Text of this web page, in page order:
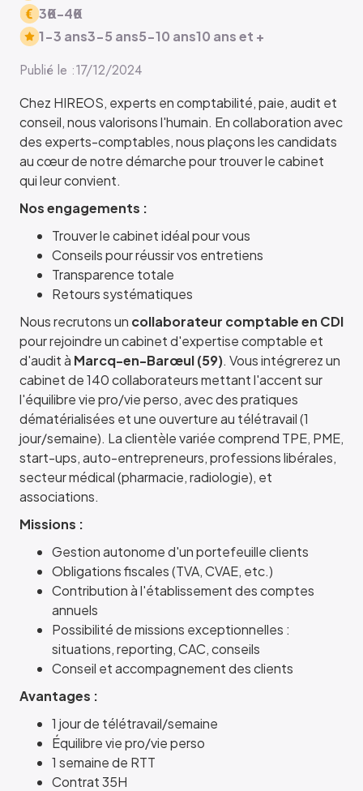
30
K-40
K
1-3 ans3-5 ans5-10 ans10 ans et +
Publié le :17/12/2024
Chez HIREOS, experts en comptabilité, paie, audit et
conseil, nous valorisons l'humain. En collaboration avec
des experts-comptables, nous plaçons les candidats
au cœur de notre démarche pour trouver le cabinet
qui leur convient.
Nos engagements :
Trouver le cabinet idéal pour vous
Conseils pour réussir vos entretiens
Transparence totale
Retours systématiques
Nous recrutons un collaborateur comptable en CDI
pour rejoindre un cabinet d'expertise comptable et
d'audit à Marcq-en-Barœul (59). Vous intégrerez un
cabinet de 140 collaborateurs mettant l'accent sur
l'équilibre vie pro/vie perso, avec des pratiques
dématérialisées et une ouverture au télétravail (1
jour/semaine). La clientèle variée comprend TPE, PME,
start-ups, auto-entrepreneurs, professions libérales,
secteur médical (pharmacie, radiologie), et
associations.
Missions :
Gestion autonome d'un portefeuille clients
Obligations fiscales (TVA, CVAE, etc.)
Contribution à l'établissement des comptes
annuels
Possibilité de missions exceptionnelles :
situations, reporting, CAC, conseils
Conseil et accompagnement des clients
Avantages :
1 jour de télétravail/semaine
Équilibre vie pro/vie perso
1 semaine de RTT
Contrat 35H